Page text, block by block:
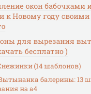
окон бабочками
к Новому году
для вырезания
бесплатно )
(14 шаблонов)
балерины: 13
на а4